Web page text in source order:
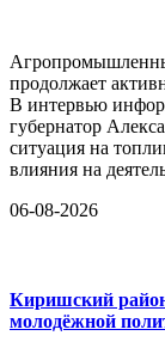
продолжает
В интервью
губернатор
ситуация на
влияния на
06-08-2026
Киришский
молодёжной